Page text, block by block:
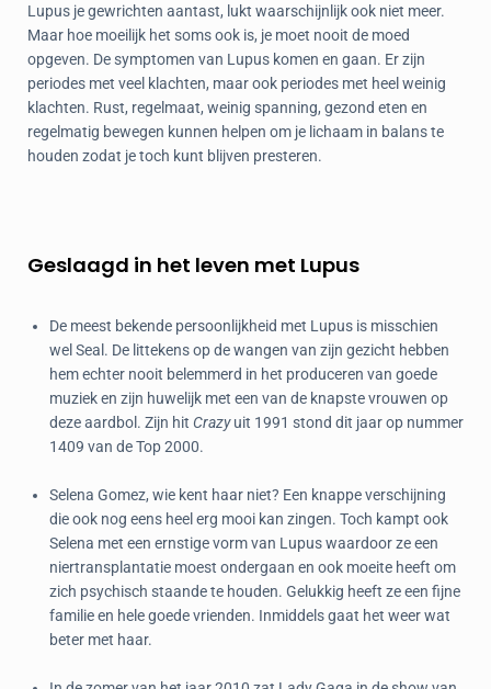
Lupus je gewrichten aantast, lukt waarschijnlijk ook niet meer.
Maar hoe moeilijk het soms ook is, je moet nooit de moed
opgeven. De symptomen van Lupus komen en gaan. Er zijn
periodes met veel klachten, maar ook periodes met heel weinig
klachten. Rust, regelmaat, weinig spanning, gezond eten en
regelmatig bewegen kunnen helpen om je lichaam in balans te
houden zodat je toch kunt blijven presteren.
Geslaagd in het leven met Lupus
De meest bekende persoonlijkheid met Lupus is misschien
wel Seal. De littekens op de wangen van zijn gezicht hebben
hem echter nooit belemmerd in het produceren van goede
muziek en zijn huwelijk met een van de knapste vrouwen op
deze aardbol. Zijn hit Crazyuit 1991 stond dit jaar op nummer
1409 van de Top 2000.
Selena Gomez, wie kent haar niet? Een knappe verschijning
die ook nog eens heel erg mooi kan zingen. Toch kampt ook
Selena met een ernstige vorm van Lupus waardoor ze een
niertransplantatie moest ondergaan en ook moeite heeft om
zich psychisch staande te houden. Gelukkig heeft ze een fijne
familie en hele goede vrienden. Inmiddels gaat het weer wat
beter met haar.